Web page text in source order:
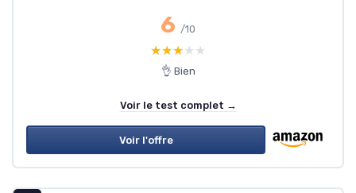
6 /10
★★★★★
★★★★★
👌 Bien
Voir le test complet →
Voir l'offre